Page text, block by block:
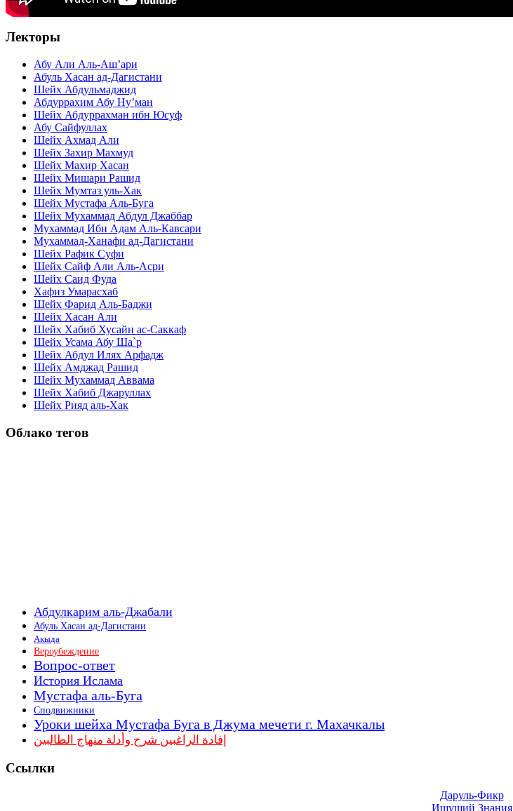
Лекторы
Абу Али Аль-Аш’ари
Абуль Хасан ад-Дагистани
Шейх Абдульмаджид
Абдуррахим Абу Ну’ман
Шейх Абдуррахман ибн Юсуф
Абу Сайфуллах
Шейх Ахмад Али
Шейх Захир Махмуд
Шейх Махир Хасан
Шейх Мишари Рашид
Шейх Мумтаз уль-Хак
Шейх Мустафа Аль-Буга
Шейх Мухаммад Абдул Джаббар
Мухаммад Ибн Адам Аль-Кавсари
Мухаммад-Ханафи ад-Дагистани
Шейх Рафик Суфи
Шейх Сайф Али Аль-Асри
Шейх Саид Фуда
Хафиз Умарасхаб
Шейх Фарид Аль-Баджи
Шейх Хасан Али
Шейх Хабиб Хусайн ас-Саккаф
Шейх Усама Абу Ша`р
Шейх Абдул Илях Арфадж
Шейх Амджад Рашид
Шейх Мухаммад Аввама
Шейх Хабиб Джаруллах
Шейх Рияд аль-Хак
Облако тегов
Абдулкарим аль-Джабали
Абуль Хасан ад-Дагистани
Акыда
Вероубеждение
Вопрос-ответ
История Ислама
Мустафа аль-Буга
Сподвижники
Уроки шейха Мустафа Буга в Джума мечети г. Махачкалы
إفادة الراغبين شرح وأدلة منهاج الطالبين
Ссылки
Даруль-Фикр
Ищущий Знания